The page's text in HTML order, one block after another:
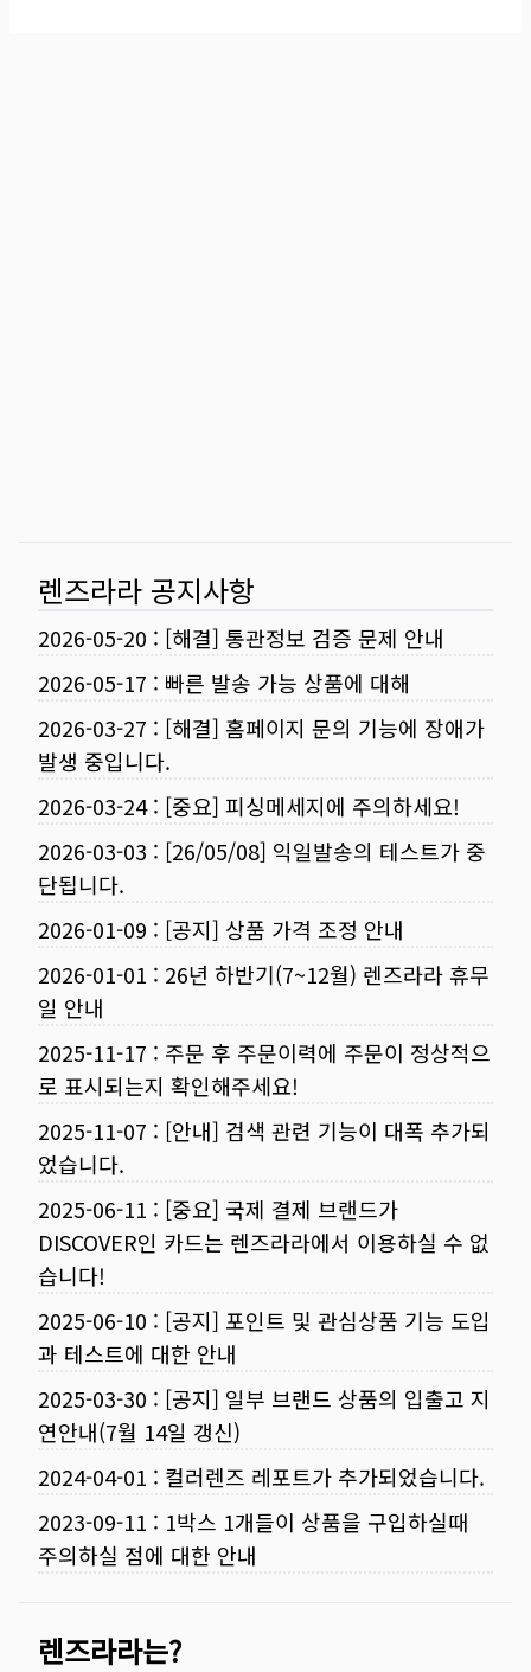
렌즈라라 공지사항
2026-05-20 : [해결] 통관정보 검증 문제 안내
2026-05-17 : 빠른 발송 가능 상품에 대해
2026-03-27 : [해결] 홈페이지 문의 기능에 장애가
발생 중입니다.
2026-03-24: [중요] 피싱메세지에 주의하세요!
2026-03-03 : [26/05/08] 익일발송의 테스트가 중
단됩니다.
2026-01-09 : [공지] 상품 가격 조정 안내
2026-01-01 : 26년 하반기(7~12월) 렌즈라라 휴무
일 안내
2025-11-17 : 주문 후 주문이력에 주문이 정상적으
로 표시되는지 확인해주세요!
2025-11-07 : [안내] 검색 관련 기능이 대폭 추가되
었습니다.
2025-06-11 : [중요] 국제 결제 브랜드가
DISCOVER인 카드는 렌즈라라에서 이용하실 수 없
습니다!
2025-06-10 : [공지] 포인트 및 관심상품 기능 도입
과 테스트에 대한 안내
2025-03-30 : [공지] 일부 브랜드 상품의 입출고 지
연안내(7월 14일 갱신)
2024-04-01 : 컬러렌즈 레포트가 추가되었습니다.
2023-09-11 : 1박스 1개들이 상품을 구입하실때
주의하실 점에 대한 안내
렌즈라라는?